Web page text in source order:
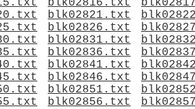
blk02816.txt
blk02821.txt
blk02826.txt
blk02831.txt
blk02836.txt
blk02841.txt
blk02846.txt
blk02851.txt
blk02856.txt